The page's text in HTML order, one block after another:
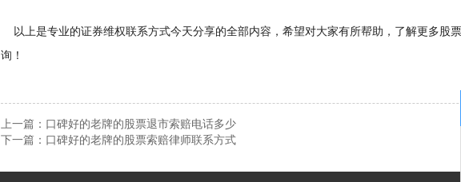
以上是专业的证券维权联系方式今天分享的全部内容，希望对大家有所帮助，了解更多股
询！
上一篇： 口碑好的老牌的股票退市索赔电话多少
下一篇： 口碑好的老牌的股票索赔律师联系方式